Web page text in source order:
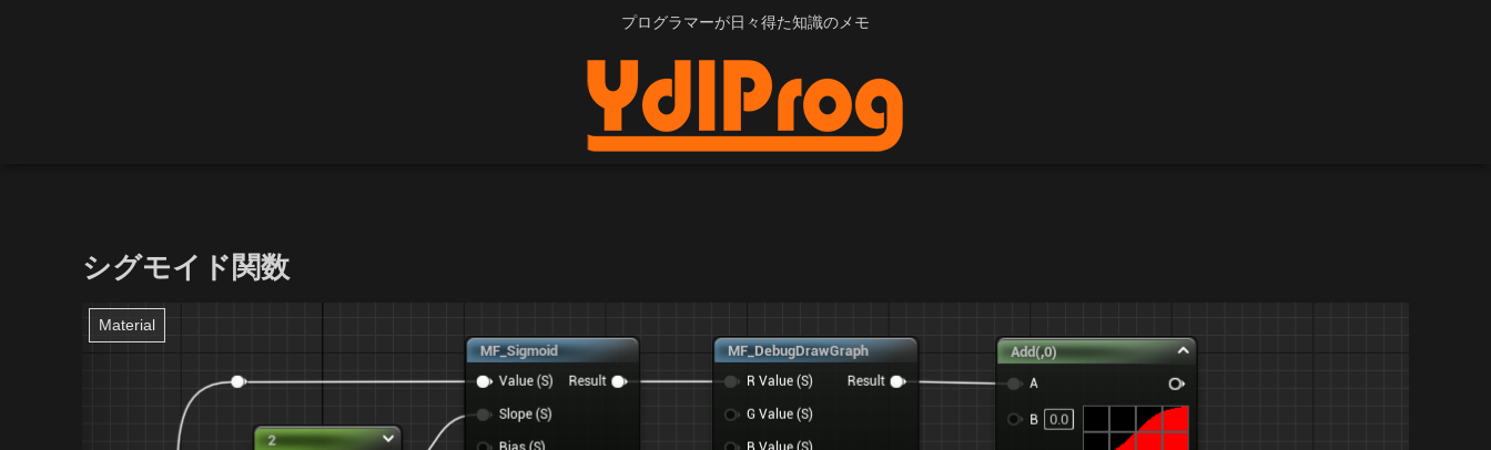
プログラマーが日々得た知識のメモ
シグモイド関数
Material